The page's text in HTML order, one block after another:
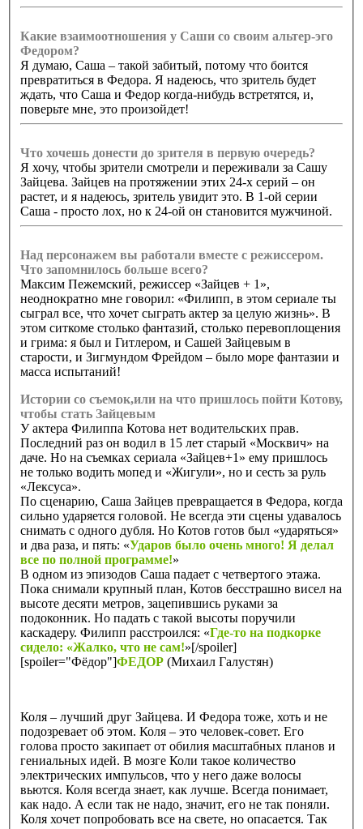
Какие взаимоотношения у Саши со своим альтер-эго
Федором?
Я думаю, Саша – такой забитый, потому что боится
превратиться в Федора. Я надеюсь, что зритель будет
ждать, что Саша и Федор когда-нибудь встретятся, и,
поверьте мне, это произойдет!
Что хочешь донести до зрителя в первую очередь?
Я хочу, чтобы зрители смотрели и переживали за Сашу
Зайцева. Зайцев на протяжении этих 24-х серий – он
растет, и я надеюсь, зритель увидит это. В 1-ой серии
Саша - просто лох, но к 24-ой он становится мужчиной.
Над персонажем вы работали вместе с режиссером.
Что запомнилось больше всего?
Максим Пежемский, режиссер «Зайцев + 1»,
неоднократно мне говорил: «Филипп, в этом сериале ты
сыграл все, что хочет сыграть актер за целую жизнь». В
этом ситкоме столько фантазий, столько перевоплощения
и грима: я был и Гитлером, и Сашей Зайцевым в
старости, и Зигмундом Фрейдом – было море фантазии и
масса испытаний!
Истории со съемок,или на что пришлось пойти Котову,
чтобы стать Зайцевым
У актера Филиппа Котова нет водительских прав.
Последний раз он водил в 15 лет старый «Москвич» на
даче. Но на съемках сериала «Зайцев+1» ему пришлось
не только водить мопед и «Жигули», но и сесть за руль
«Лексуса».
По сценарию, Саша Зайцев превращается в Федора, когда
сильно ударяется головой. Не всегда эти сцены удавалось
снимать с одного дубля. Но Котов готов был «ударяться»
и два раза, и пять: «Ударов было очень много! Я делал
все по полной программе!»
В одном из эпизодов Саша падает с четвертого этажа.
Пока снимали крупный план, Котов бесстрашно висел на
высоте десяти метров, зацепившись руками за
подоконник. Но падать с такой высоты поручили
каскадеру. Филипп расстроился: «Где-то на подкорке
сидело: «Жалко, что не сам!»[/spoiler]
[spoiler="Фёдор"]ФЕДОР (Михаил Галустян)
Коля – лучший друг Зайцева. И Федора тоже, хоть и не
подозревает об этом. Коля – это человек-совет. Его
голова просто закипает от обилия масштабных планов и
гениальных идей. В мозге Коли такое количество
электрических импульсов, что у него даже волосы
вьются. Коля всегда знает, как лучше. Всегда понимает,
как надо. А если так не надо, значит, его не так поняли.
Коля хочет попробовать все на свете, но опасается. Так